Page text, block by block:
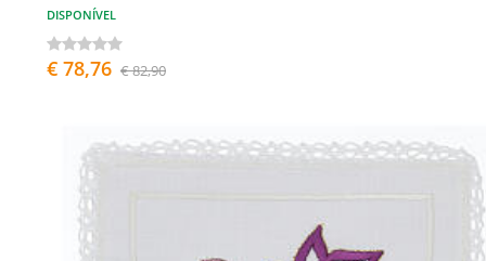
DISPONÍVEL
€ 78,76 € 82,90